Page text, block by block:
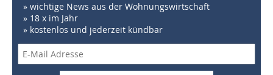
» wichtige News aus der Wohnungswirtschaft
» 18 x im Jahr
» kostenlos und jederzeit kündbar